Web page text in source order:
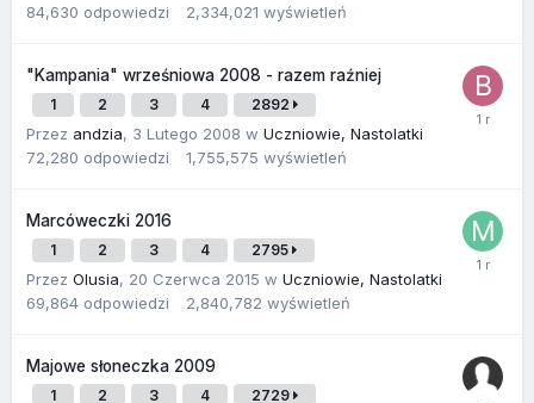
84,630 odpowiedzi 2,334,021 wyświetleń
"Kampania" wrześniowa 2008 - razem raźniej
1 2 3 4 2892
Przez andzia, 3 Lutego 2008 w Uczniowie, Nastolatki
72,280 odpowiedzi 1,755,575 wyświetleń
Marcóweczki 2016
1 2 3 4 2795
Przez Olusia, 20 Czerwca 2015 w Uczniowie, Nastolatki
69,864 odpowiedzi 2,840,782 wyświetleń
Majowe słoneczka 2009
1 2 3 4 2729